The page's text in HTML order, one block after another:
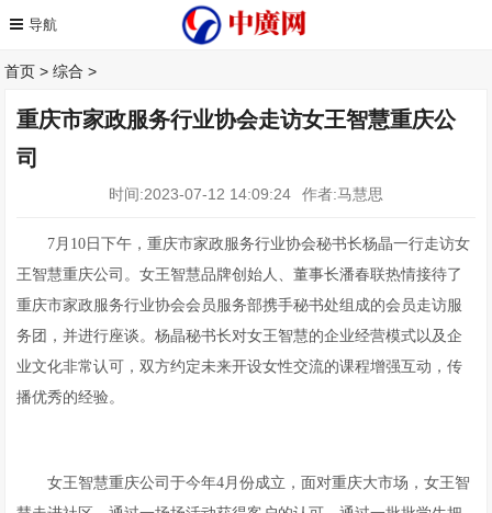
首页 >综合 >
重庆市家政服务行业协会走访女王智慧重庆公
司
时间:2023-07-12 14:09:24 作者:马慧思
7月10日下午，重庆市家政服务行业协会秘书长杨晶一行走访女
王智慧重庆公司。女王智慧品牌创始人、董事长潘春联热情接待了
重庆市家政服务行业协会会员服务部携手秘书处组成的会员走访服
务团，并进行座谈。杨晶秘书长对女王智慧的企业经营模式以及企
业文化非常认可，双方约定未来开设女性交流的课程增强互动，传
播优秀的经验。
女王智慧重庆公司于今年4月份成立，面对重庆大市场，女王智